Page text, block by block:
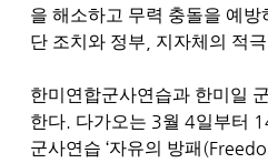
을 해소하고 무력 충돌을 예
단 조치와 정부
지자체의 적
한미연합군사연습과 한미일
한다. 다가오는 3월 4일부터
군사연습 ‘자유의 방패